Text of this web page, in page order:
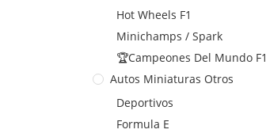
Hot Wheels F1
Minichamps / Spark
🏆Campeones Del Mundo F1
Autos Miniaturas Otros
Deportivos
Formula E